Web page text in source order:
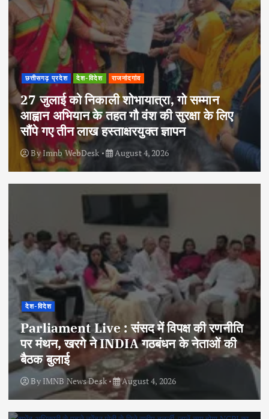
छत्तीसगढ़ प्रदेश देश-विदेश राजनांदगांव
27 जुलाई को निकाली शोभायात्रा, गो सम्मान
आह्वान अभियान के तहत गौ वंश की सुरक्षा के लिए
सौंपे गए तीन लाख हस्ताक्षरयुक्त ज्ञापन
ByImnb WebDesk August 4, 2026
देश-विदेश
Parliament Live : संसद में विपक्ष की रणनीति
पर मंथन, खरगे ने INDIA गठबंधन के नेताओं की
बैठक बुलाई
ByIMNB News Desk August 4, 2026